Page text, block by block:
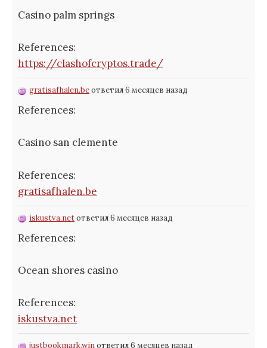
Casino palm springs
References:
https://clashofcryptos.trade/
gratisafhalen.beответил 6 месяцев назад
References:
Casino san clemente
References:
gratisafhalen.be
iskustva.netответил 6 месяцев назад
References:
Ocean shores casino
References:
iskustva.net
justbookmark.winответил 6 месяцев назад